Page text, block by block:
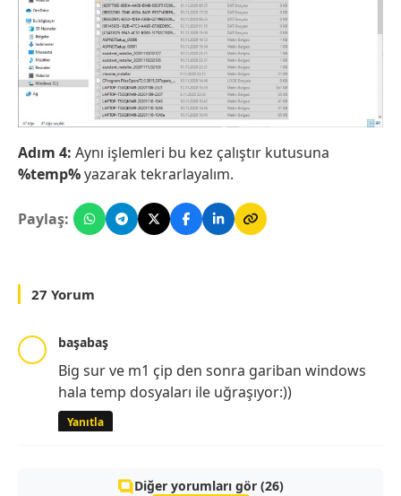
Adım 4: Aynı işlemleri bu kez çalıştır kutusuna
%temp%yazarak tekrarlayalım.
Paylaş:
27 Yorum
başabaş
Big sur ve m1 çip den sonra gariban windows
hala temp dosyaları ile uğraşıyor:))
Yanıtla
Diğer yorumları gör (26)